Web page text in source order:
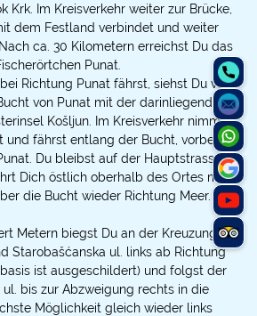
Krk. Im Kreisverkehr weiter zur Brücke,
dem Festland verbindet und weiter
ca. 30 Kilometern erreichst Du das
Punat.
Richtung Punat fährst, siehst Du von
von Punat mit der darinliegenden
Košljun. Im Kreisverkehr nimmst
und fährst entlang der Bucht, vorbei an
Du bleibst auf der Hauptstrasse
Dich östlich oberhalb des Ortes mit
die Bucht wieder Richtung Meer.
Metern biegst Du an der Kreuzung ul.
Starobašćanska ul. links ab Richtung
ist ausgeschildert) und folgst der
bis zur Abzweigung rechts in die
Möglichkeit gleich wieder links